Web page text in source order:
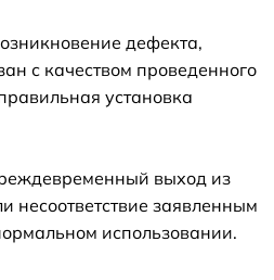
дефекта,
с качеством проведенного
установка
выход из
несоответствие заявленным
использовании.